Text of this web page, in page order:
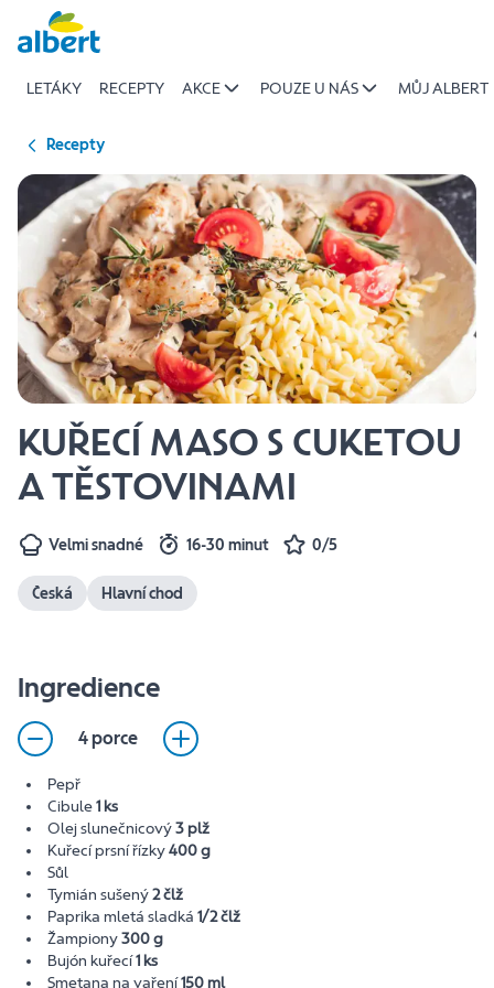
Přeskočit
LETÁKY RECEPTY AKCE POUZE U NÁS MŮJ ALBERT
Recepty
KUŘECÍ MASO S CUKETOU
A TĚSTOVINAMI
Velmi snadné 16-30 minut 0/5
Česká Hlavní chod
Ingredience
4 porce
Pepř
Cibule1 ks
Olej slunečnicový3 plž
Kuřecí prsní řízky400 g
Sůl
Tymián sušený2 člž
Paprika mletá sladká 1/2 člž
Žampiony300 g
Bujón kuřecí1 ks
Smetana na vaření150 ml